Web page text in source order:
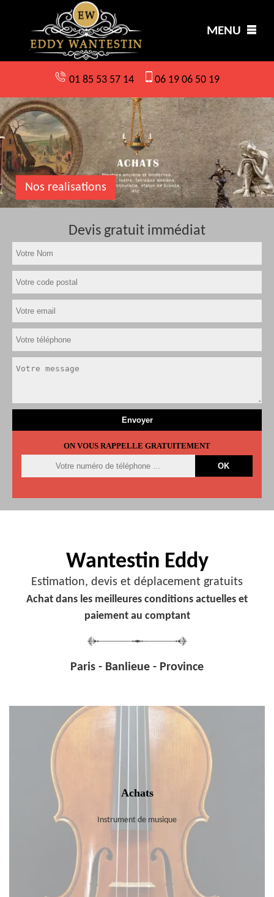
MENU
01 85 53 57 14 06 19 06 50 19
Nos realisations
Devis gratuit immédiat
ON VOUS RAPPELLE GRATUITEMENT
Wantestin Eddy
Estimation, devis et déplacement gratuits
Achat dans les meilleures conditions actuelles et
paiement au comptant
Paris - Banlieue - Province
Achats
Instrument de musique